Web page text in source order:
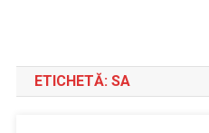
ETICHETĂ: SA